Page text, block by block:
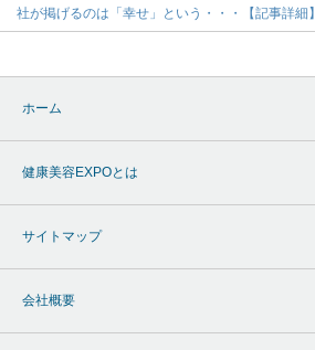
社が掲げるのは「幸せ」という・・・【記事詳細】
ホーム
健康美容EXPOとは
サイトマップ
会社概要